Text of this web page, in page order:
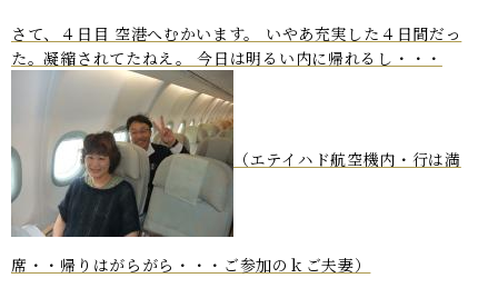
さて、４日目 空港へむかいます。 いやあ充実した４日間だっ
た。凝縮されてたねえ。 今日は明るい内に帰れるし・・・
（エテイハド航空機内・行は満
席・・帰りはがらがら・・・ご参加のｋご夫妻）